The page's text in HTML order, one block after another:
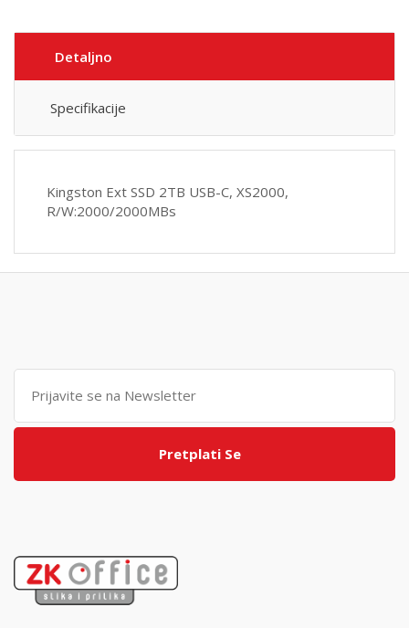
Detaljno
Specifikacije
Kingston Ext SSD 2TB USB-C, XS2000,
R/W:2000/2000MBs
Pretplati Se